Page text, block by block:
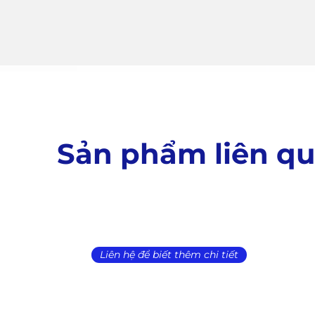
Sản phẩm liên
Liên hệ để biết thêm chi tiết